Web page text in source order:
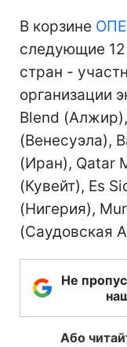
В корзине
следующие
стран -
организации
Blend
(Венесуэла),
(Иран), Qatar
(Кувейт), Es
(Нигерия),
(Саудовская
Не
Або